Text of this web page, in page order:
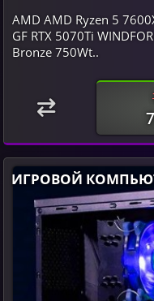
AMD AMD Ryzen 5
GF RTX 5070Ti
Bronze 750Wt..
ИГРОВОЙ